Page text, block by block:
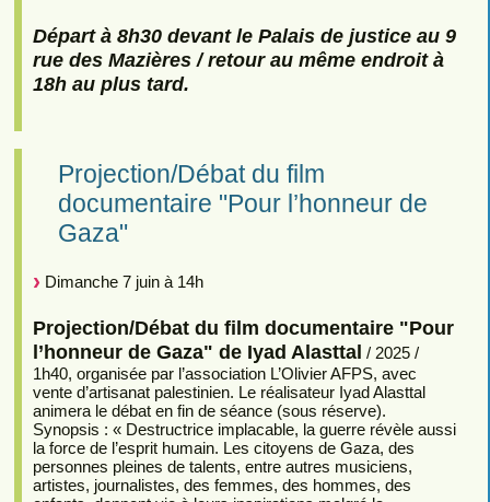
Départ à 8h30 devant le Palais de justice au 9
rue des Mazières / retour au même endroit à
18h au plus tard.
Projection/Débat du film
documentaire "Pour l’honneur de
Gaza"
Dimanche 7 juin à 14h
Projection/Débat du film documentaire "Pour
l’honneur de Gaza" de Iyad Alasttal / 2025 /
1h40, organisée par l’association L’Olivier AFPS, avec
vente d’artisanat palestinien. Le réalisateur Iyad Alasttal
animera le débat en fin de séance (sous réserve).
Synopsis : « Destructrice implacable, la guerre révèle aussi
la force de l’esprit humain. Les citoyens de Gaza, des
personnes pleines de talents, entre autres musiciens,
artistes, journalistes, des femmes, des hommes, des